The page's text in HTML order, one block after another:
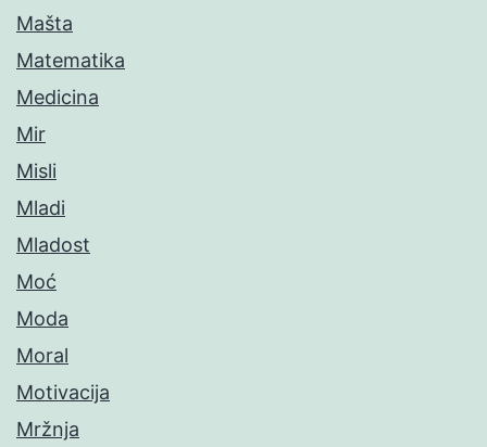
Mašta
Matematika
Medicina
Mir
Misli
Mladi
Mladost
Moć
Moda
Moral
Motivacija
Mržnja